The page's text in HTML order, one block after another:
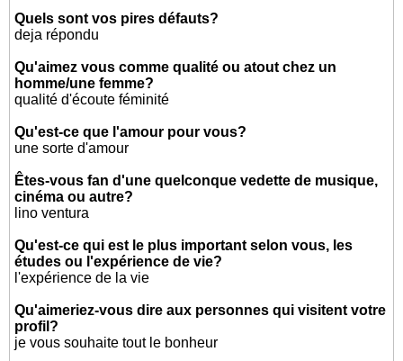
Quels sont vos pires défauts?
deja répondu
Qu'aimez vous comme qualité ou atout chez un
homme/une femme?
qualité d'écoute féminité
Qu'est-ce que l'amour pour vous?
une sorte d'amour
Êtes-vous fan d'une quelconque vedette de musique,
cinéma ou autre?
lino ventura
Qu'est-ce qui est le plus important selon vous, les
études ou l'expérience de vie?
l'expérience de la vie
Qu'aimeriez-vous dire aux personnes qui visitent votre
profil?
je vous souhaite tout le bonheur